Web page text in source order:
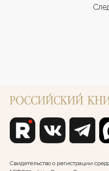
Свидетельство о регистрации